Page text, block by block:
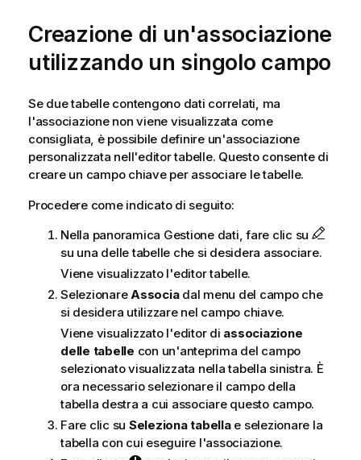
Creazione di un'associazione
utilizzando un singolo campo
Se due tabelle contengono dati correlati, ma
l'associazione non viene visualizzata come
consigliata, è possibile definire un'associazione
personalizzata nell'editor tabelle. Questo consente di
creare un campo chiave per associare le tabelle.
Procedere come indicato di seguito:
Nella panoramica Gestione dati, fare clic su
su una delle tabelle che si desidera associare.
Viene visualizzato l'editor tabelle.
Selezionare Associadal menu del campo che
si desidera utilizzare nel campo chiave.
Viene visualizzato l'editor di associazione
delle tabelle con un'anteprima del campo
selezionato visualizzata nella tabella sinistra. È
ora necessario selezionare il campo della
tabella destra a cui associare questo campo.
Fare clic su Seleziona tabellae selezionare la
tabella con cui eseguire l'associazione.